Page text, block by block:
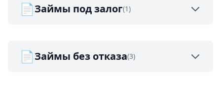
📄Займы под залог(1)
📄Займы без отказа(3)